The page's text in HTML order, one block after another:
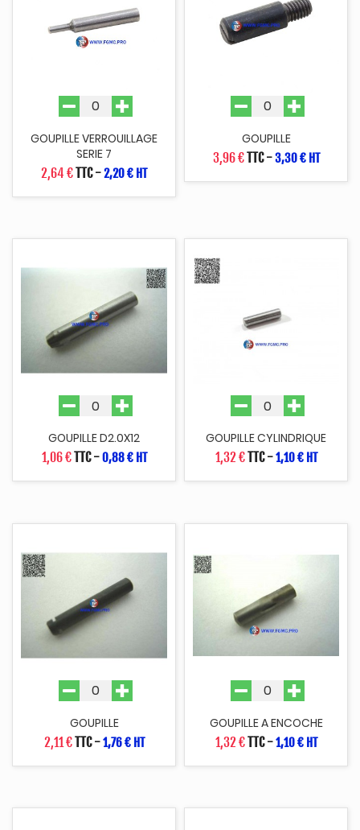
GOUPILLE VERROUILLAGE
SERIE 7
2,64 €TTC-2,20 € HT
GOUPILLE
3,96 €TTC-3,30 € HT
GOUPILLE D2.0X12
1,06 €TTC-0,88 € HT
GOUPILLE CYLINDRIQUE
1,32 €TTC-1,10 € HT
GOUPILLE
2,11 €TTC-1,76 € HT
GOUPILLE A ENCOCHE
1,32 €TTC-1,10 € HT